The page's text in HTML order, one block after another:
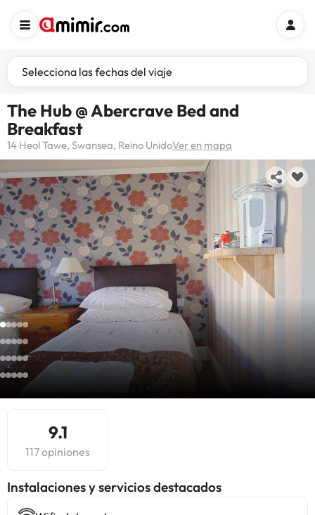
Selecciona las fechas del viaje
The Hub @ Abercrave Bed and
Breakfast
14 Heol Tawe, Swansea, Reino UnidoVer en mapa
9.1
117 opiniones
Instalaciones y servicios destacados